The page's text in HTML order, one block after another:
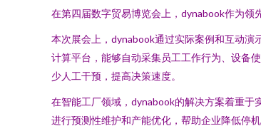
在第四届数字贸易博览会上，dynabook作为领
本次展会上，dynabook通过实际案例和互动
计算平台，能够自动采集员工工作行为、设备
少人工干预，提高决策速度。
在智能工厂领域，dynabook的解决方案着重
进行预测性维护和产能优化，帮助企业降低停